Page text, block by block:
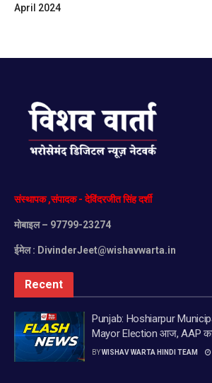
April 2024
संस्थापक,संपादक-देविंदरजीतसिंहदर्शी
मोबाइल– 97799-23274
ईमेल : DivinderJeet@wishavwarta.in
Recent
Punjab: Hoshiarpur
Mayor Election आज, AAP
BYWISHAV WARTA HINDI TEAM